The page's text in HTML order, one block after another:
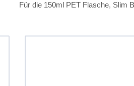
Für die 150ml PET Flasche, Slim